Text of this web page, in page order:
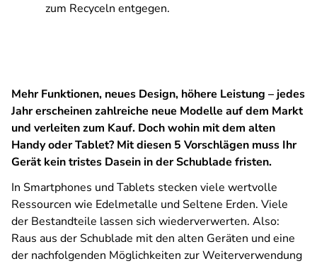
zum Recyceln entgegen.
Mehr Funktionen, neues Design, höhere Leistung – jedes
Jahr erscheinen zahlreiche neue Modelle auf dem Markt
und verleiten zum Kauf. Doch wohin mit dem alten
Handy oder Tablet? Mit diesen 5 Vorschlägen muss Ihr
Gerät kein tristes Dasein in der Schublade fristen.
In Smartphones und Tablets stecken viele wertvolle
Ressourcen wie Edelmetalle und Seltene Erden. Viele
der Bestandteile lassen sich wiederverwerten. Also:
Raus aus der Schublade mit den alten Geräten und eine
der nachfolgenden Möglichkeiten zur Weiterverwendung